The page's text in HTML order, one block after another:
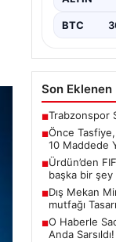
çerçeve
BTC
Son
■Trabzonspor
■Önce
10 Maddede
■Ürdün’den
başka bir şey
■Dış Mekan
mutfağı
■O Haberle
Anda Sarsıldı!